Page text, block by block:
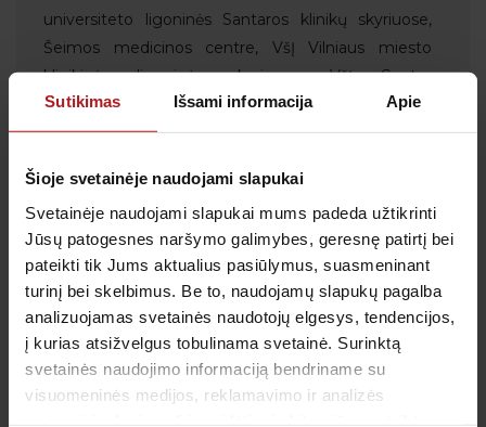
Sutikimas Išsami informacija Apie
Šioje svetainėje naudojami slapukai
Svetainėje naudojami slapukai mums padeda užtikrinti
Jūsų patogesnes naršymo galimybes, geresnę patirtį bei
pateikti tik Jums aktualius pasiūlymus, suasmeninant
turinį bei skelbimus. Be to, naudojamų slapukų pagalba
analizuojamas svetainės naudotojų elgesys, tendencijos,
į kurias atsižvelgus tobulinama svetainė. Surinktą
svetainės naudojimo informaciją bendriname su
visuomeninės medijos, reklamavimo ir analizės
universiteto ligoninės Santaros klinikų skyriuose,
Šeimos medicinos centre, VšĮ Vilniaus miesto
klinikinės ligoninės skyriuose, VšĮ Centro
poliklinikoje;
2018–2020 m. papildomai dirbau šeimos gydytojo
Tarptautinė patirtis, mokymai, stažuotės:
Dalyvauju Lietuvoje rengiamose mokslinėse
konferencijose
Užsienio kalbos, kuriomis konsultuojama: